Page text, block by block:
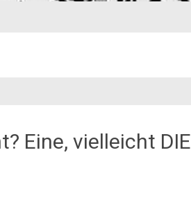
Eine, vielleicht DIE